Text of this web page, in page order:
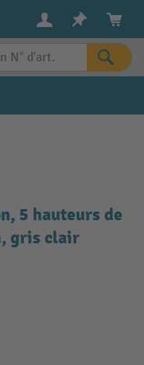
5 hauteurs de
gris clair